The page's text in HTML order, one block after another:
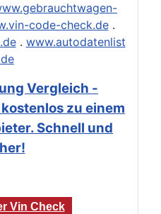
code-check.de.
. www.autodatenlist
Vergleich -
zu einem
Schnell und
Vin Check